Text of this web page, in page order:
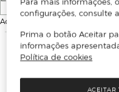
Ao continuar, aceitas as
configurações, consulte
Prima o botão Aceitar
informações
Política de cookies
ACEITAR